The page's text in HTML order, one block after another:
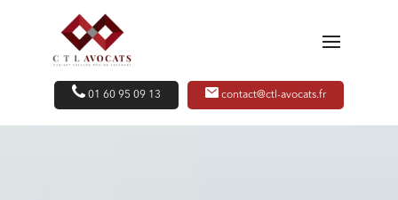
01 60 95 09 13 contact@ctl-avocats.fr